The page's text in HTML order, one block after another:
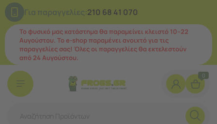
Για παραγγελίες:210 68 41 070
Το φυσικό μας κατάστημα θα παραμείνει κλειστό 10–22
Αυγούστου. Το e-shop παραμένει ανοιχτό για τις
παραγγελίες σας! Όλες οι παραγγελίες θα εκτελεστούν
από 24 Αυγούστου.
0